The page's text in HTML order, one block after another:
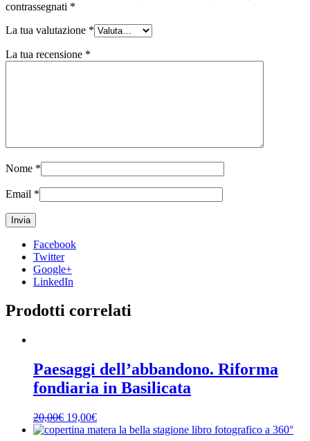
contrassegnati *
La tua valutazione *
La tua recensione *
Nome *
Email *
Facebook
Twitter
Google+
LinkedIn
Prodotti correlati
Paesaggi dell’abbandono. Riforma
fondiaria in Basilicata
20,00€ 19,00€